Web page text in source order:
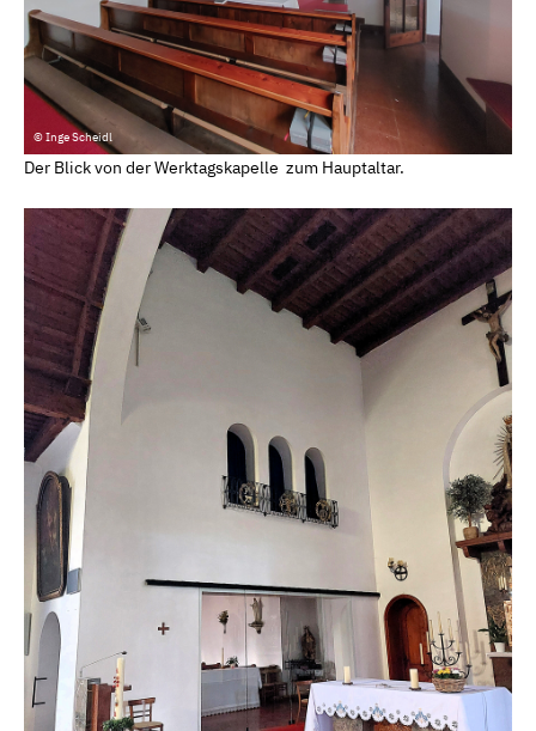
© Inge Scheidl
Der Blick von der Werktagskapelle zum Hauptaltar.